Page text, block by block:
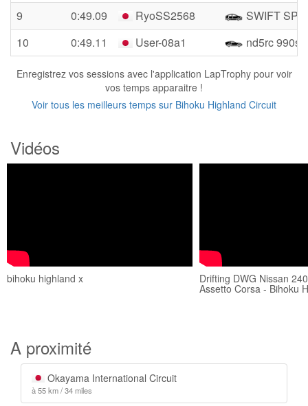
9
0:49.09 RyoSS2568
SWIFT
10
0:49.11 User-08a1 nd5rc 990s
Enregistrez vos sessions avec l'application LapTrophy pour voir
vos temps apparaitre !
Voir tous les meilleurs temps sur Bihoku Highland Circuit
Vidéos
bihoku highland x Drifting DWG Nissan
Assetto Corsa - Bihoku
A proximité
Okayama International Circuit
à 55 km / 34 miles